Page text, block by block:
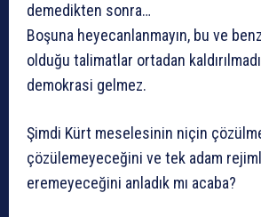
demedikten sonra…
Boşuna heyecanlanmayın, bu ve
olduğu talimatlar ortadan
demokrasi gelmez.
Şimdi Kürt meselesinin niçin
çözülemeyeceğini ve tek adam
eremeyeceğini anladık mı acaba?